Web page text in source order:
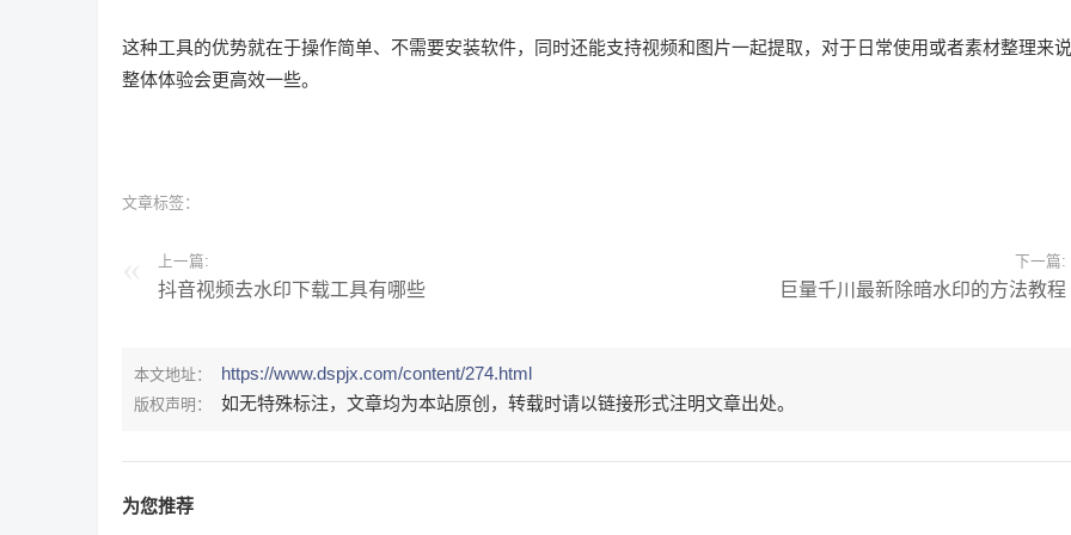
这种工具的优势就在于操作简单、不需要安装软件，同时还能支持视频和图片一起提取，对于日常使用或者素材整理来
整体体验会更高效一些。
文章标签：
上一篇:
抖音视频去水印下载工具有哪些
下一篇:
巨量千川最新除暗水印的方法教程
本文地址： https://www.dspjx.com/content/274.html
版权声明： 如无特殊标注，文章均为本站原创，转载时请以链接形式注明文章出处。
为您推荐